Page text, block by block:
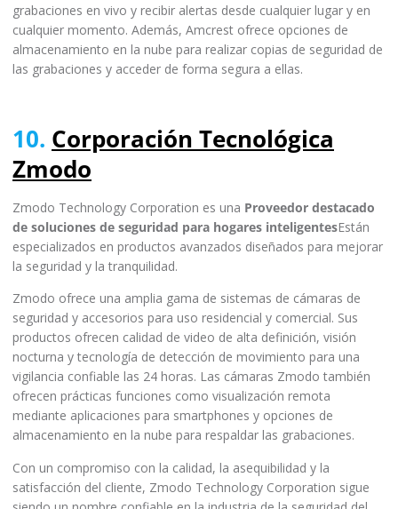
grabaciones en vivo y recibir alertas desde cualquier lugar y en
cualquier momento. Además, Amcrest ofrece opciones de
almacenamiento en la nube para realizar copias de seguridad de
las grabaciones y acceder de forma segura a ellas.
10. Corporación Tecnológica
Zmodo
Zmodo Technology Corporation es una Proveedor destacado
de soluciones de seguridad para hogares inteligentesEstán
especializados en productos avanzados diseñados para mejorar
la seguridad y la tranquilidad.
Zmodo ofrece una amplia gama de sistemas de cámaras de
seguridad y accesorios para uso residencial y comercial. Sus
productos ofrecen calidad de video de alta definición, visión
nocturna y tecnología de detección de movimiento para una
vigilancia confiable las 24 horas. Las cámaras Zmodo también
ofrecen prácticas funciones como visualización remota
mediante aplicaciones para smartphones y opciones de
almacenamiento en la nube para respaldar las grabaciones.
Con un compromiso con la calidad, la asequibilidad y la
satisfacción del cliente, Zmodo Technology Corporation sigue